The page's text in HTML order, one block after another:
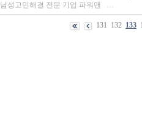
남성고민해결 전문 기업 파워맨 …
131 132 133